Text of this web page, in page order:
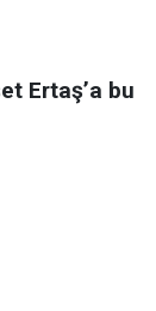
Ertaş’a bu